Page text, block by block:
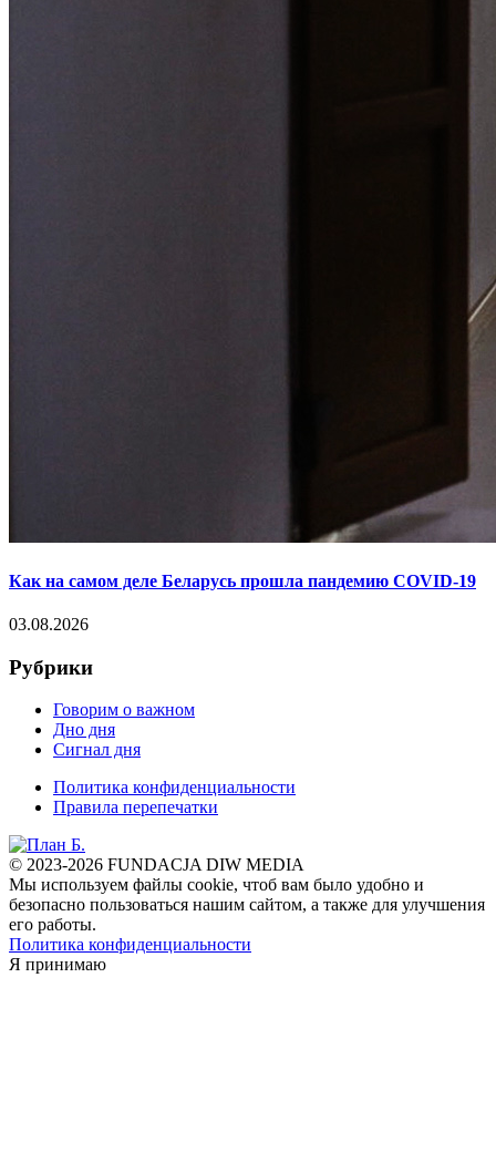
Как на самом деле Беларусь прошла пандемию COVID-19
03.08.2026
Рубрики
Говорим о важном
Дно дня
Сигнал дня
Политика конфиденциальности
Правила перепечатки
© 2023-2026 FUNDACJA DIW MEDIA
Мы используем файлы cookie, чтоб вам было удобно и
безопасно пользоваться нашим сайтом, а также для улучшения
его работы.
Политика конфиденциальности
Я принимаю